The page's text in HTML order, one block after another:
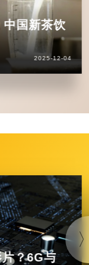
国新茶饮
2025-12-04
？6G与